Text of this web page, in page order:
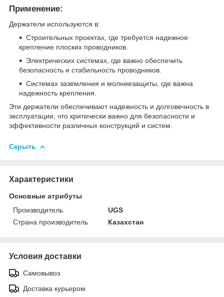
Применение:
Держатели используются в:
Строительных проектах, где требуется надежное
крепление плоских проводников.
Электрических системах, где важно обеспечить
безопасность и стабильность проводников.
Системах заземления и молниезащиты, где важна
надежность крепления.
Эти держатели обеспечивают надежность и долговечность в
эксплуатации, что критически важно для безопасности и
эффективности различных конструкций и систем.
Скрыть
Характеристики
Основные атрибуты
Производитель
UGS
Страна производитель
Казахстан
Условия доставки
Самовывоз
Доставка курьером